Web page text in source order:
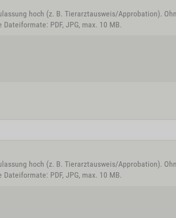
hoch (z. B. Tierarztausweis/Approbation).
PDF, JPG, max. 10 MB.
hoch (z. B. Tierarztausweis/Approbation).
PDF, JPG, max. 10 MB.